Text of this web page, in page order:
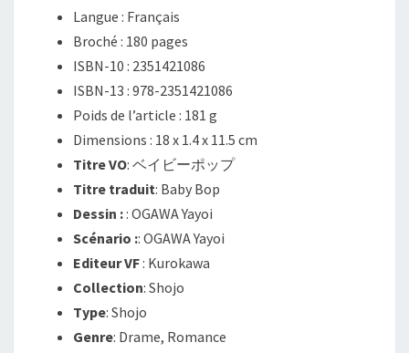
Langue : Français
Broché : 180 pages
ISBN-10 : 2351421086
ISBN-13 : 978-2351421086
Poids de l’article : 181 g
Dimensions : 18 x 1.4 x 11.5 cm
Titre VO: ベイビーポップ
Titre traduit: Baby Bop
Dessin :: OGAWA Yayoi
Scénario :: OGAWA Yayoi
Editeur VF: Kurokawa
Collection: Shojo
Type: Shojo
Genre: Drame, Romance